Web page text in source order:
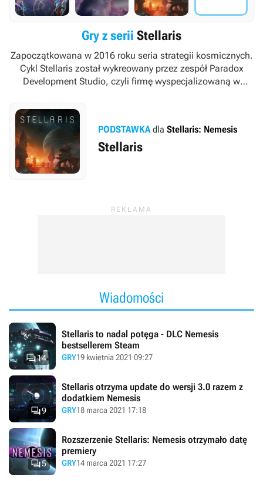
Gry z serii Stellaris
Zapoczątkowana w 2016 roku seria strategii kosmicznych.
Cykl Stellariszostał wykreowany przez zespół Paradox
Development Studio, czyli firmę wyspecjalizowaną w
między innymi takie marki, jak
of Iron
PODSTAWKA dla Stellaris: Nemesis
Stellaris
Wiadomości
14
Stellaris to nadal potęga - DLC Nemesis
bestsellerem Steam
GRY19 kwietnia 2021 09:27
9
Stellaris otrzyma update do wersji 3.0 razem z
dodatkiem Nemesis
GRY18 marca 2021 17:18
5
Rozszerzenie Stellaris: Nemesis otrzymało datę
premiery
GRY14 marca 2021 17:27